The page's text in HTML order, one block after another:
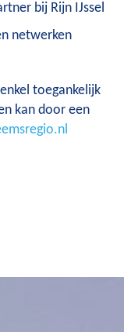
bij Rijn IJssel
netwerken
toegankelijk
kan door een